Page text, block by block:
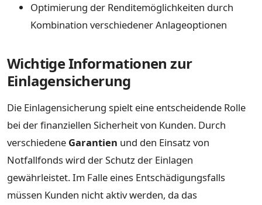
Optimierung der Renditemöglichkeiten durch
Kombination verschiedener Anlageoptionen
Wichtige Informationen zur
Einlagensicherung
Die Einlagensicherung spielt eine entscheidende Rolle
bei der finanziellen Sicherheit von Kunden. Durch
verschiedene Garantien und den Einsatz von
Notfallfonds wird der Schutz der Einlagen
gewährleistet. Im Falle eines Entschädigungsfalls
müssen Kunden nicht aktiv werden, da das